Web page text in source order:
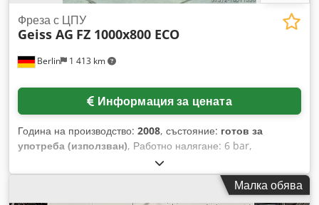
Berlin 1 413 km
Фреза с ЦПУ
Geiss AG FZ 1000x800 ECO
Информация за цената
Година на производство: 2008, състояние: готов за
употреба (използван), Работно налягане: 6 bar,
захранваща мощност: 26,92 kW, тегло: 400 kg, с
документация. Chodpfx Aslvu Rusamea
Малка обява